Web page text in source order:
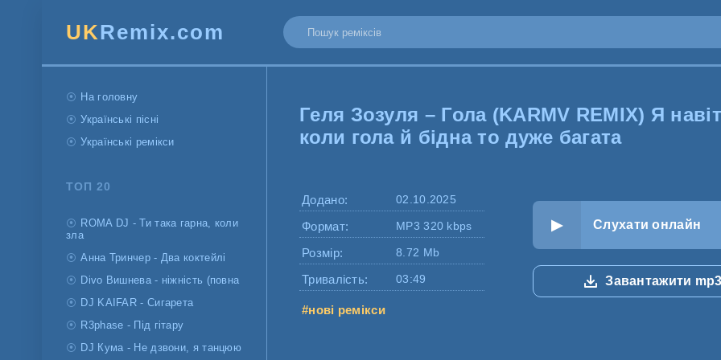
UKRemix.com
На головну
Українські пісні
Українські ремікси
ТОП 20
ROMA DJ - Ти така гарна, коли
зла
Анна Тринчер - Два коктейлі
Divo Вишнева - ніжність (повна
DJ KAIFAR - Сигарета
R3phase - Під гітару
DJ Кума - Не дзвони, я танцюю
Геля Зозуля – Гола (KARMV REMIX) Я
коли гола й бідна то дуже багата
Додано: 02.10.2025
Формат: MP3 320 kbps
Розмір: 8.72 Mb
Тривалість: 03:49
#нові ремікси
Слухати онлайн
Завантажити